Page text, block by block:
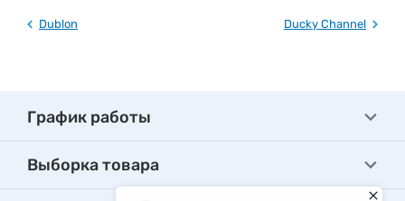
Dublon Ducky Channel
График работы
Выборка товара